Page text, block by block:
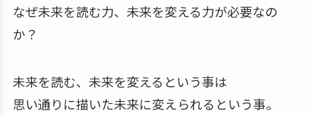
なぜ未来を読む力、未来を変える力が必要なの
か？
未来を読む、未来を変えるという事は
思い通りに描いた未来に変えられるという事。